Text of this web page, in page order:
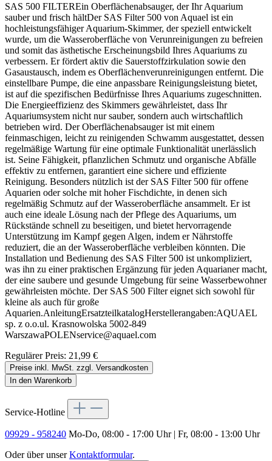
SAS 500 FILTEREin Oberflächenabsauger, der Ihr Aquarium
sauber und frisch hältDer SAS Filter 500 von Aquael ist ein
hochleistungsfähiger Aquarium-Skimmer, der speziell entwickelt
wurde, um die Wasseroberfläche von Verunreinigungen zu befreien
und somit das ästhetische Erscheinungsbild Ihres Aquariums zu
verbessern. Er fördert aktiv die Sauerstoffzirkulation sowie den
Gasaustausch, indem es Oberflächenverunreinigungen entfernt. Die
einstellbare Pumpe, die eine anpassbare Reinigungsleistung bietet,
ist auf die spezifischen Bedürfnisse Ihres Aquariums zugeschnitten.
Die Energieeffizienz des Skimmers gewährleistet, dass Ihr
Aquariumsystem nicht nur sauber, sondern auch wirtschaftlich
betrieben wird. Der Oberflächenabsauger ist mit einem
feinmaschigen, leicht zu reinigenden Schwamm ausgestattet, dessen
regelmäßige Wartung für eine optimale Funktionalität unerlässlich
ist. Seine Fähigkeit, pflanzlichen Schmutz und organische Abfälle
effektiv zu entfernen, garantiert eine sichere und effiziente
Reinigung. Besonders nützlich ist der SAS Filter 500 für offene
Aquarien oder solche mit hoher Fischdichte, in denen sich
regelmäßig Schmutz auf der Wasseroberfläche ansammelt. Er ist
auch eine ideale Lösung nach der Pflege des Aquariums, um
Rückstände schnell zu beseitigen, und bietet hervorragende
Unterstützung im Kampf gegen Algen, indem er Nährstoffe
reduziert, die an der Wasseroberfläche verbleiben könnten. Die
Installation und Bedienung des SAS Filter 500 ist unkompliziert,
was ihn zu einer praktischen Ergänzung für jeden Aquarianer macht,
der eine saubere und gesunde Umgebung für seine Wasserbewohner
gewährleisten möchte. Der SAS 500 Filter eignet sich sowohl für
kleine als auch für große
Aquarien.AnleitungErsatzteilkatalogHerstellerangaben:AQUAEL
sp. z o.o.ul. Krasnowolska 5002-849
WarszawaPOLENservice@aquael.com
Regulärer Preis: 21,99 €
Preise inkl. MwSt. zzgl. Versandkosten
In den Warenkorb
Service-Hotline
09929 - 958240 Mo-Do, 08:00 - 17:00 Uhr | Fr, 08:00 - 13:00 Uhr
Oder über unserKontaktformular.